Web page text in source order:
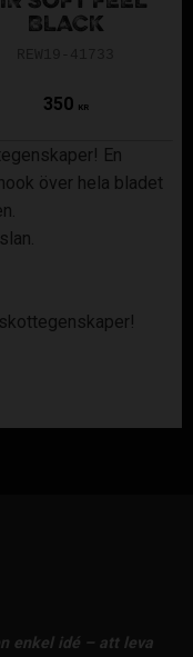
BLACK
350 KR
En
över hela bladet
enkel idé – att leva